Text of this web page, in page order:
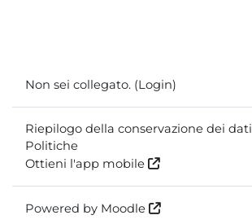
Non sei collegato. (Login)
Riepilogo della conservazione dei dati
Politiche
Ottieni l'app mobile
Powered by Moodle